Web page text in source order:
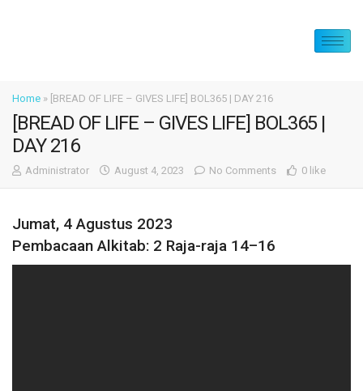
Home » [BREAD OF LIFE – GIVES LIFE] BOL365 | DAY 216
[BREAD OF LIFE – GIVES LIFE] BOL365 |
DAY 216
Administrator August 4, 2023 No Comments 0 like
Jumat, 4 Agustus 2023
Pembacaan Alkitab: 2 Raja-raja 14–16